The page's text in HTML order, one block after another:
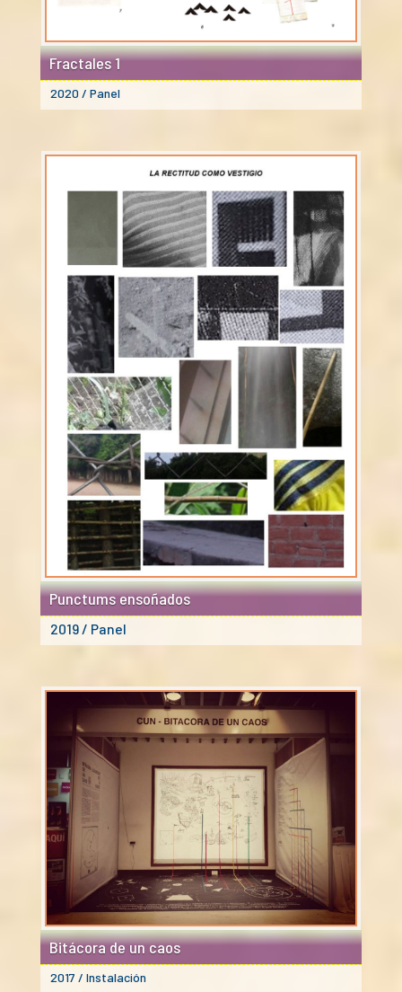
Fractales 1
2020 / Panel
Punctums ensoñados
2019 / Panel
Bitácora de un caos
2017 / Instalación